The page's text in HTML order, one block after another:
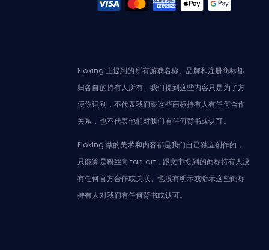
Eloking 上提到的所有游戏名称、品牌和注册商标都
归各自的持有人所有。我们提到这些内容只是为了方
便你识别，不代表我们跟这些商标持有人有任何合作
关系，也不代表他们对我们有任何背书或认可。
Eloking 做的美术和内容都是我们自己独立创作的，
只能算是粉丝向 fan art，跟文中提到的商标持有人没
有任何官方合作或关联。也没有明示或暗示这些商标
持有人对我们有任何背书或认可。